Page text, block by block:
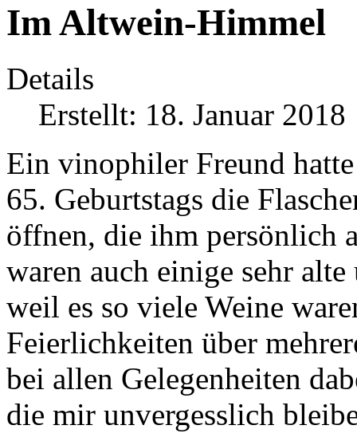
Im Altwein-Himmel
Details
Erstellt: 18. Januar 2018
Ein vinophiler Freund hatte
65. Geburtstags die
öffnen, die ihm persönlich
waren auch einige sehr
weil es so viele Weine
Feierlichkeiten über
bei allen Gelegenheiten
die mir unvergesslich